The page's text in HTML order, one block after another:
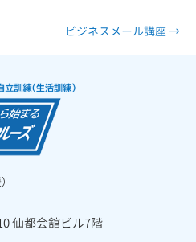
ビジネスメール講座 →
仙都会舘ビル7階